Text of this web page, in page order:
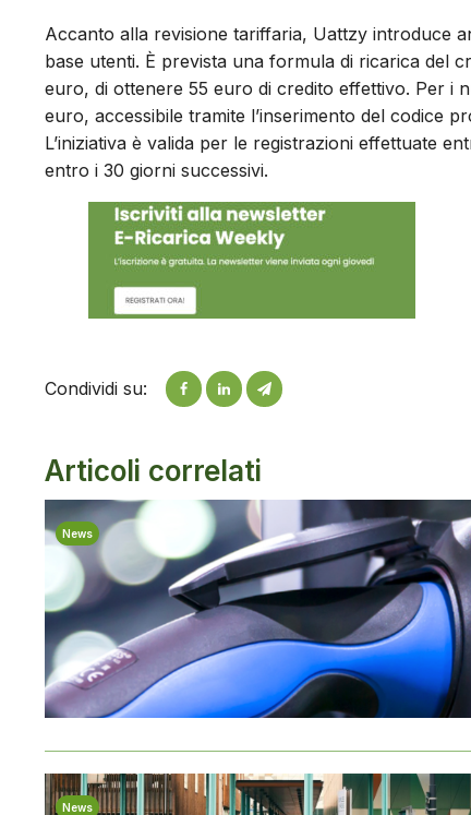
Accanto alla revisione tariffaria, Uattzy introduce
base utenti. È prevista una formula di ricarica del
euro, di ottenere 55 euro di credito effettivo. Per i
euro, accessibile tramite l’inserimento del codice
L’iniziativa è valida per le registrazioni effettuate
entro i 30 giorni successivi.
Condividi su:
Articoli correlati
News
News